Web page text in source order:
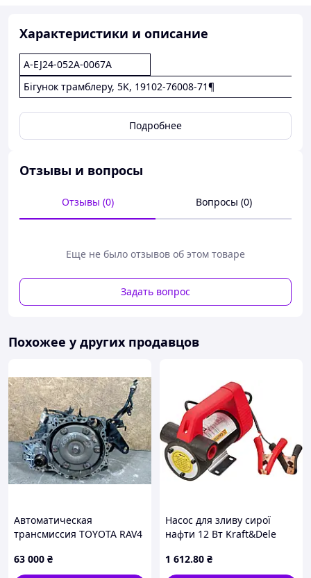
Характеристики и описание
A-EJ24-052A-0067A
Бігунок трамблеру, 5K, 19102-76008-71¶
Подробнее
Отзывы и вопросы
Отзывы (0) Вопросы (0)
Еще не было отзывов об этом товаре
Задать вопрос
Похожее у других продавцов
Автоматическая
трансмиссия TOYOTA RAV4
63 000 ₴
Насос для зливу сирої
нафти 12 Вт Kraft&Dele
1 612.80 ₴